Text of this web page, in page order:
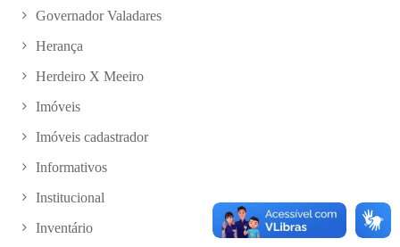
Governador Valadares
Herança
Herdeiro X Meeiro
Imóveis
Imóveis cadastrador
Informativos
Institucional
Inventário